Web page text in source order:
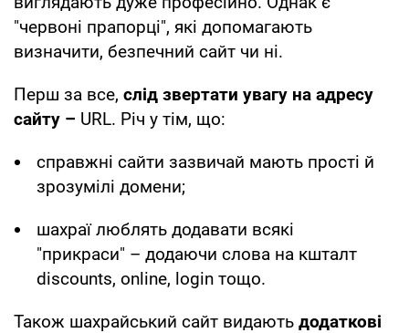
"червоні прапорці", які допомагають
визначити, безпечний сайт чи ні.
Перш за все, слід звертати увагу на адресу
сайту – URL. Річ у тім, що:
справжні сайти зазвичай мають прості й
зрозумілі домени;
шахраї люблять додавати всякі
"прикраси" – додаючи слова на кшталт
discounts, online, login тощо.
Також шахрайський сайт видають додаткові